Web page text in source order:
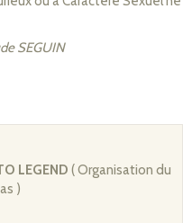
SEGUIN
LEGEND ( Organisation du
)